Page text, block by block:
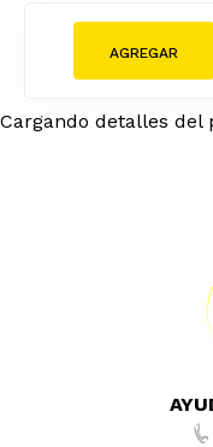
Cargando detalles del